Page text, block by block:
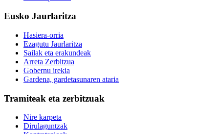
Eusko Jaurlaritza
Hasiera-orria
Ezagutu Jaurlaritza
Sailak eta erakundeak
Arreta Zerbitzua
Gobernu irekia
Gardena, gardetasunaren ataria
Tramiteak eta zerbitzuak
Nire karpeta
Dirulaguntzak